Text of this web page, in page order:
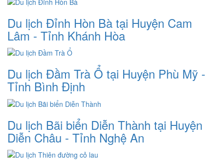
Du lịch Đỉnh Hòn Bà tại Huyện Cam
Lâm - Tỉnh Khánh Hòa
Du lịch Đầm Trà Ổ tại Huyện Phù Mỹ -
Tỉnh Bình Định
Du lịch Bãi biển Diễn Thành tại Huyện
Diễn Châu - Tỉnh Nghệ An